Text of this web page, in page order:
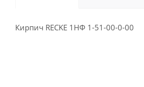
Кирпич RECKE 1НФ 1-51-00-0-00